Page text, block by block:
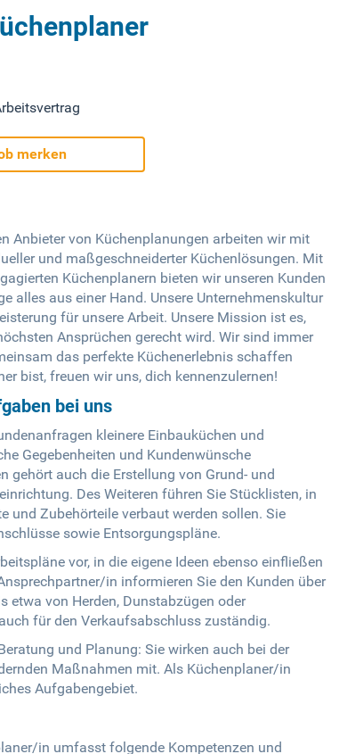
merken
Anbieter von Küchenplanungen arbeiten wir mit
und maßgeschneiderter Küchenlösungen. Mit
Küchenplanern bieten wir unseren Kunden
alles aus einer Hand. Unsere Unternehmenskultur
für unsere Arbeit. Unsere Mission ist es,
Ansprüchen gerecht wird. Wir sind immer
das perfekte Küchenerlebnis schaffen
bist, freuen wir uns, dich kennenzulernen!
bei uns
kleinere Einbauküchen und
Gegebenheiten und Kundenwünsche
gehört auch die Erstellung von Grund- und
Des Weiteren führen Sie Stücklisten, in
und Zubehörteile verbaut werden sollen. Sie
sowie Entsorgungspläne.
vor, in die eigene Ideen ebenso einfließen
in informieren Sie den Kunden über
etwa von Herden, Dunstabzügen oder
für den Verkaufsabschluss zuständig.
und Planung: Sie wirken auch bei der
Maßnahmen mit. Als Küchenplaner/in
Aufgabengebiet.
in umfasst folgende Kompetenzen und